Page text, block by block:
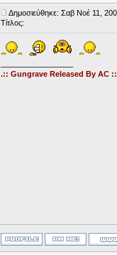
Δημοσιεύθηκε: Σαβ Νοέ 11,
Τίτλος:
.:: Gungrave Released By AC